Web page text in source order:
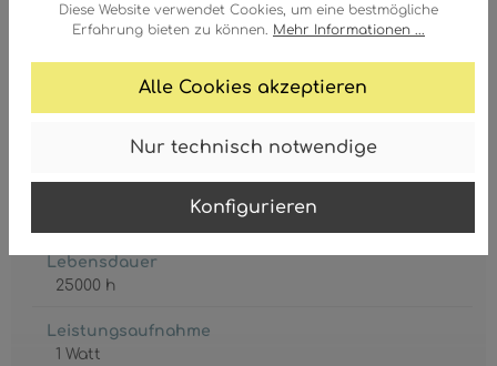
Diese Website verwendet Cookies, um eine bestmögliche
Erfahrung bieten zu können. Mehr Informationen ...
Alle Cookies akzeptieren
Nur technisch notwendige
Konfigurieren
GTIN/EAN:
9007371459261
Lebensdauer
25000 h
Leistungsaufnahme
1 Watt